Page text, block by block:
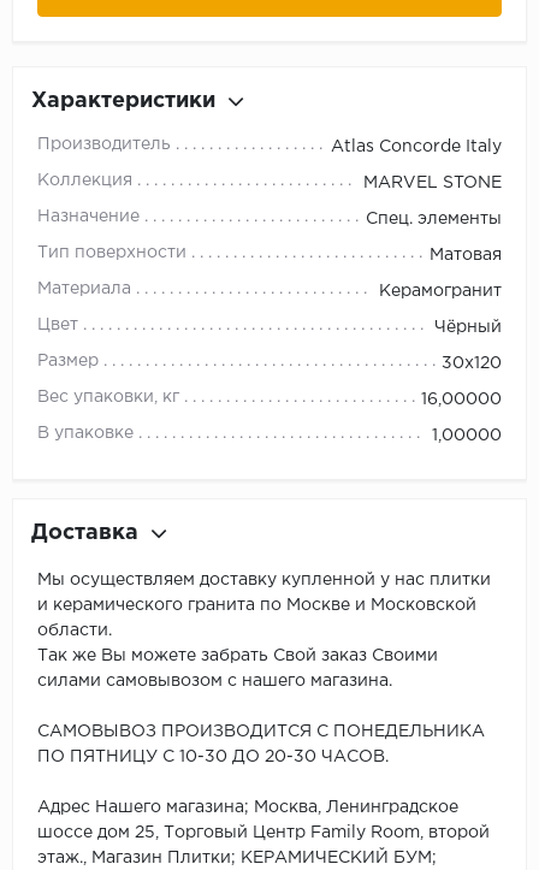
Характеристики
Производитель Atlas Concorde Italy
Коллекция MARVEL STONE
Назначение Спец. элементы
Тип поверхности Матовая
Материала Керамогранит
Цвет Чёрный
Размер 30x120
Вес упаковки, кг 16,00000
В упаковке 1,00000
Доставка
Мы осуществляем доставку купленной у нас плитки
и керамического гранита по Москве и Московской
области.
Так же Вы можете забрать Свой заказ Своими
силами самовывозом с нашего магазина.
САМОВЫВОЗ ПРОИЗВОДИТСЯ С ПОНЕДЕЛЬНИКА
ПО ПЯТНИЦУ С 10-30 ДО 20-30 ЧАСОВ.
Адрес Нашего магазина; Москва, Ленинградское
шоссе дом 25, Торговый Центр Family Room, второй
этаж., Магазин Плитки; КЕРАМИЧЕСКИЙ БУМ;